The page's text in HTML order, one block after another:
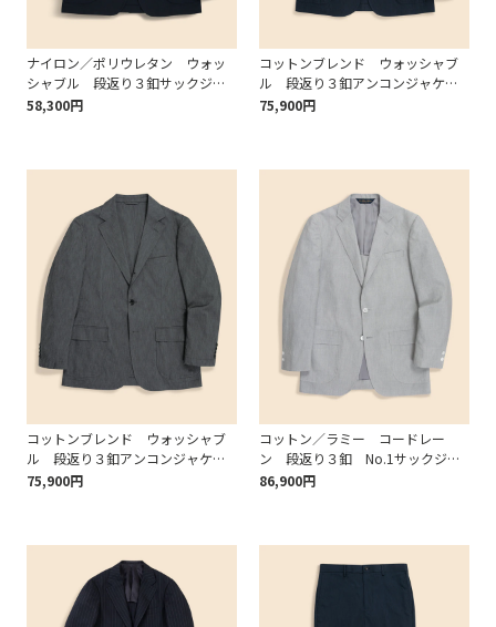
ナイロン／ポリウレタン ウォッ
シャブル 段返り３釦サックジャ
ケット Classic
58,300円
コットンブレンド ウォッシャブ
ル 段返り３釦アンコンジャケッ
ト TOKYO model
75,900円
コットンブレンド ウォッシャブ
ル 段返り３釦アンコンジャケッ
ト TOKYO model
75,900円
コットン／ラミー コードレー
ン 段返り３釦 No.1サックジャ
ケット Traditional
86,900円